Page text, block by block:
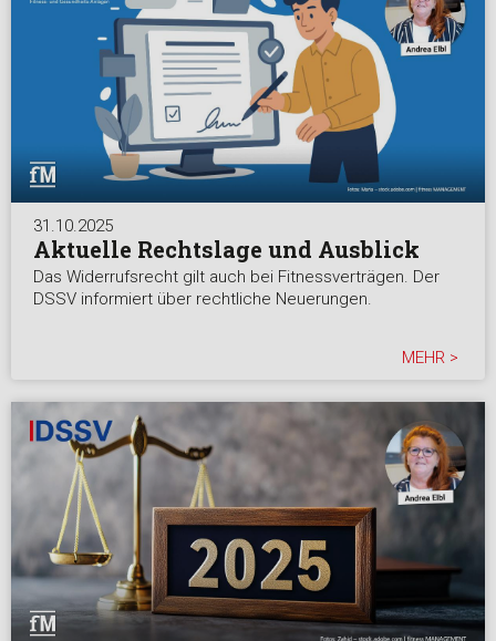
31.10.2025
Aktuelle Rechtslage und Ausblick
Das Widerrufsrecht gilt auch bei Fitnessverträgen. Der
DSSV informiert über rechtliche Neuerungen.
MEHR >